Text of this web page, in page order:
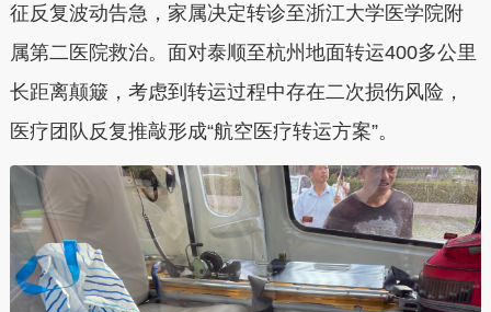
征反复波动告急，家属决定转诊至浙江大学医学院附
属第二医院救治。面对泰顺至杭州地面转运400多公里
长距离颠簸，考虑到转运过程中存在二次损伤风险，
医疗团队反复推敲形成“航空医疗转运方案”。